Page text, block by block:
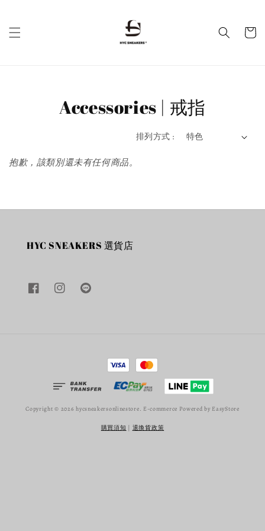
Accessories | 戒指
排列方式 :
抱歉，該類別還未有任何商品。
HYC SNEAKERS 選貨店
Copyright © 2026 hycsneakersonlinestore. E-commerce Powered by EasyStore
購買須知 退換貨政策